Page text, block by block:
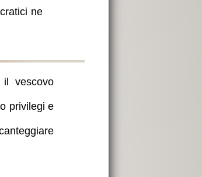
ne
vescovo
privilegi e